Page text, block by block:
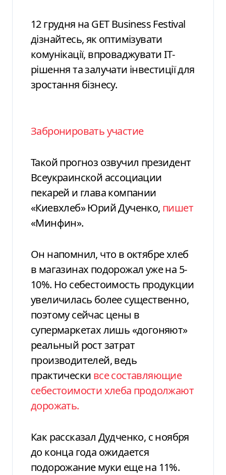
12 грудня на GET Business Festival
дізнайтесь, як оптимізувати
комунікації, впроваджувати ІТ-
рішення та залучати інвестиції для
зростання бізнесу.
Забронировать участие
Такой прогноз озвучил президент
Всеукраинской ассоциации
пекарей и глава компании
«Киевхлеб» Юрий Дученко, пишет
«Минфин».
Он напомнил, что в октябре хлеб
в магазинах подорожал уже на 5-
10%. Но себестоимость продукции
увеличилась более существенно,
поэтому сейчас цены в
супермаркетах лишь «догоняют»
реальный рост затрат
производителей, ведь
практически все составляющие
себестоимости хлеба продолжают
дорожать.
Как рассказал Дудченко, с ноября
до конца года ожидается
подорожание муки еще на 11%.